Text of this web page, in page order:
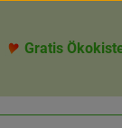
Gratis